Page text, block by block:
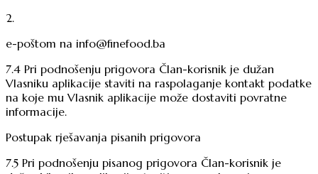
2.
e-poštom na info@finefood.ba
7.4 Pri podnošenju prigovora Član-korisnik je dužan
Vlasniku aplikacije staviti na raspolaganje kontakt podatke
na koje mu Vlasnik aplikacije može dostaviti povratne
informacije.
Postupak rješavanja pisanih prigovora
7.5 Pri podnošenju pisanog prigovora Član-korisnik je